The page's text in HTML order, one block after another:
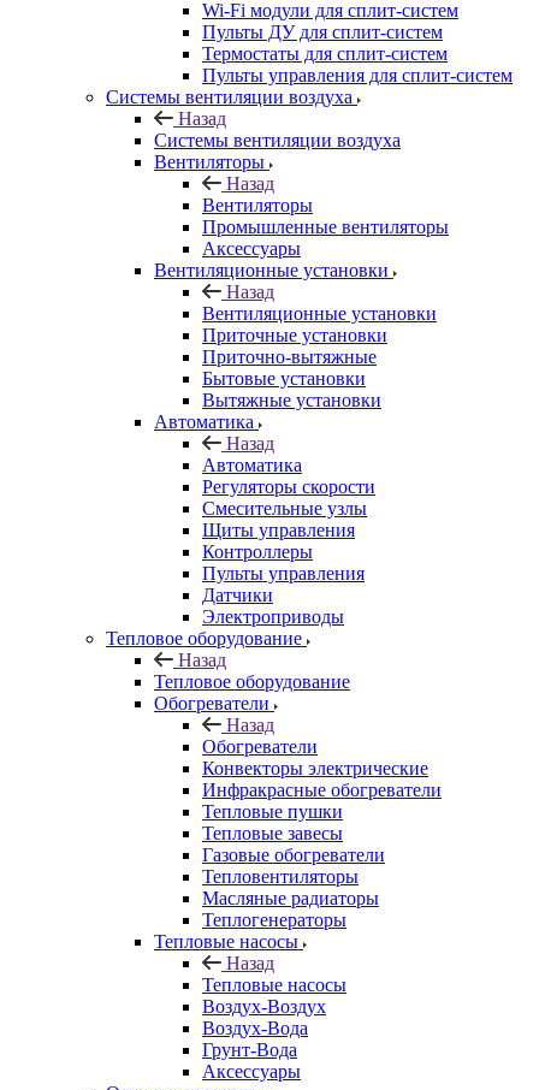
Wi-Fi модули для сплит-систем
Пульты ДУ для сплит-систем
Термостаты для сплит-систем
Пульты управления для сплит-систем
Системы вентиляции воздуха
Назад
Системы вентиляции воздуха
Вентиляторы
Назад
Вентиляторы
Промышленные вентиляторы
Аксессуары
Вентиляционные установки
Назад
Вентиляционные установки
Приточные установки
Приточно-вытяжные
Бытовые установки
Вытяжные установки
Автоматика
Назад
Автоматика
Регуляторы скорости
Смесительные узлы
Щиты управления
Контроллеры
Пульты управления
Датчики
Электроприводы
Тепловое оборудование
Назад
Тепловое оборудование
Обогреватели
Назад
Обогреватели
Конвекторы электрические
Инфракрасные обогреватели
Тепловые пушки
Тепловые завесы
Газовые обогреватели
Тепловентиляторы
Масляные радиаторы
Теплогенераторы
Тепловые насосы
Назад
Тепловые насосы
Воздух-Воздух
Воздух-Вода
Грунт-Вода
Аксессуары